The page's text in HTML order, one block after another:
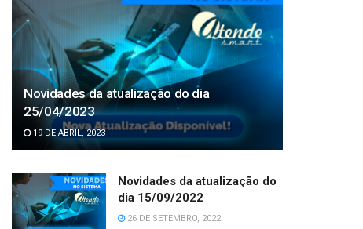
Novidades da atualização do dia
25/04/2023
19 DE ABRIL, 2023
Novidades da atualização do
dia 15/09/2022
26 DE SETEMBRO, 2022